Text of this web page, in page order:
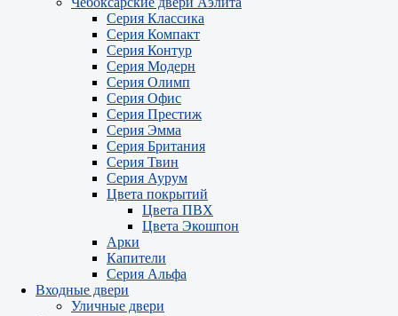
Серия Классика
Серия Компакт
Серия Контур
Серия Модерн
Серия Олимп
Серия Офис
Серия Престиж
Серия Эмма
Серия Британия
Серия Твин
Серия Аурум
Цвета покрытий
Цвета ПВХ
Цвета Экошпон
Арки
Капители
Серия Альфа
Входные двери
Уличные двери